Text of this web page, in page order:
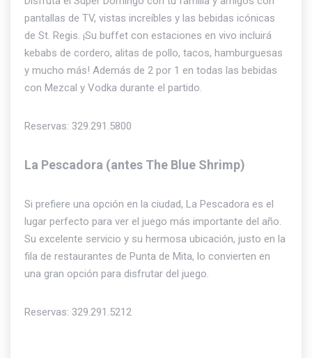
pantallas de TV, vistas increíbles y las bebidas icónicas
de St. Regis. ¡Su buffet con estaciones en vivo incluirá
kebabs de cordero, alitas de pollo, tacos, hamburguesas
y mucho más! Además de 2 por 1 en todas las bebidas
con Mezcal y Vodka durante el partido.
Reservas: 329.291.5800
La Pescadora (antes The Blue Shrimp)
Si prefiere una opción en la ciudad, La Pescadora es el
lugar perfecto para ver el juego más importante del año.
Su excelente servicio y su hermosa ubicación, justo en la
fila de restaurantes de Punta de Mita, lo convierten en
una gran opción para disfrutar del juego.
Reservas: 329.291.5212